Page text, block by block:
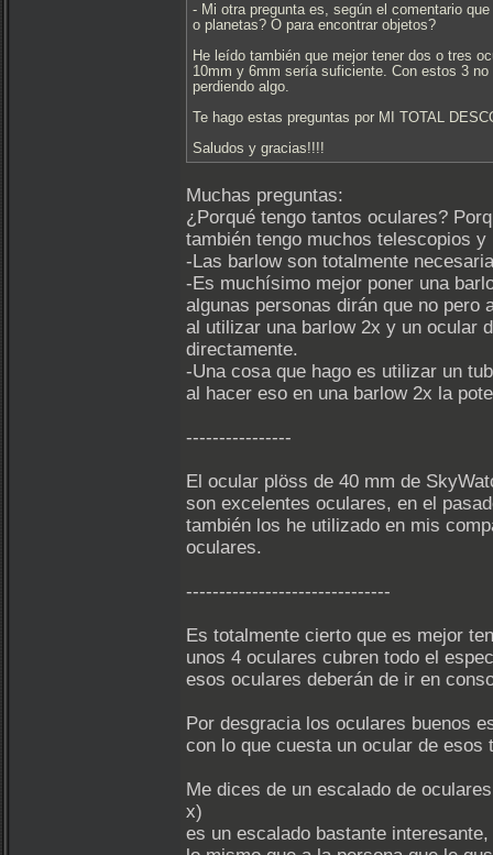
- Mi otra pregunta es, según el comentario
o planetas? O para encontrar objetos?
He leído también que mejor tener dos o tres
10mm y 6mm sería suficiente. Con estos 3
perdiendo algo.
Te hago estas preguntas por MI TOTAL
Saludos y gracias!!!!
Muchas preguntas:
¿Porqué tengo tantos oculares?
también tengo muchos telescopios
-Las barlow son totalmente
-Es muchísimo mejor poner una
algunas personas dirán que no
al utilizar una barlow 2x y un ocular
directamente.
-Una cosa que hago es utilizar un
al hacer eso en una barlow 2x la
----------------
El ocular plöss de 40 mm de
son excelentes oculares, en el
también los he utilizado en mis
oculares.
-------------------------------
Es totalmente cierto que es mejor
unos 4 oculares cubren todo el
esos oculares deberán de ir en
Por desgracia los oculares buenos
con lo que cuesta un ocular de
Me dices de un escalado de
x)
es un escalado bastante